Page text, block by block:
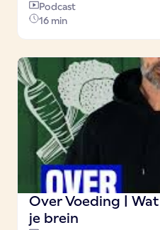
Podcast
16 min
Over Voeding |
je brein